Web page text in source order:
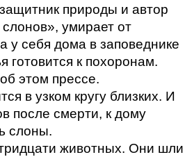
природы и автор
слонов», умирает от
у себя дома в заповеднике
готовится к похоронам.
этом прессе.
в узком кругу близких. И
после смерти, к дому
слоны.
животных. Они шли